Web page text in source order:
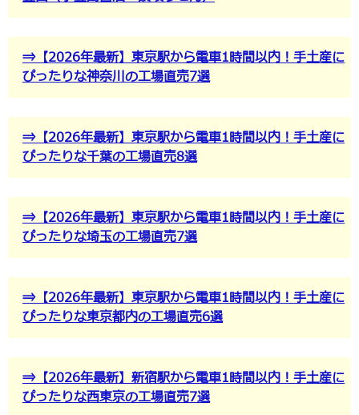
⇒【2026年最新】東京駅から電車1時間以内！手土産に
ぴったりな神奈川の工場直売7選
⇒【2026年最新】東京駅から電車1時間以内！手土産に
ぴったりな千葉の工場直売8選
⇒【2026年最新】東京駅から電車1時間以内！手土産に
ぴったりな埼玉の工場直売7選
⇒【2026年最新】東京駅から電車1時間以内！手土産に
ぴったりな東京都内の工場直売6選
⇒【2026年最新】新宿駅から電車1時間以内！手土産に
ぴったりな西東京の工場直売7選